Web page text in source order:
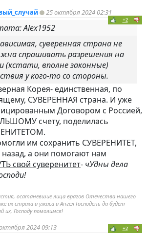
25 октября 2024 02:31
+2
Alex1952
суверенная страна не
спрашивать разрешения на
(кстати, вполне законные)
у кого-то со стороны.
Корея- единственная, по
СУВЕРЕННАЯ страна. И уже
Договором с Россией,
счету, поделилась
им сохранить СУВЕРЕНИТЕТ,
назад, а они помогают нам
свой суверенитет- чУдны дела
осатаневшие лица врагов Отечества нашего
их страха и ужаса и Ангел Господень да будет
их, Господу помолимся!
2024 09:13 +2